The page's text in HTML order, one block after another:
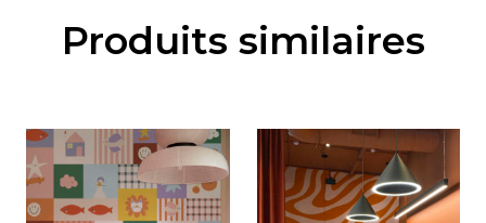
Produits similaires